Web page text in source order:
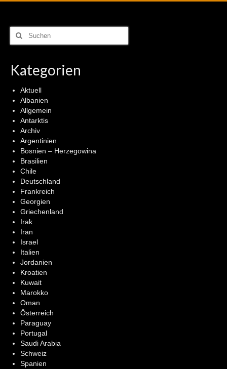
Suchen
nach:
Kategorien
Aktuell
Albanien
Allgemein
Antarktis
Archiv
Argentinien
Bosnien – Herzegowina
Brasilien
Chile
Deutschland
Frankreich
Georgien
Griechenland
Irak
Iran
Israel
Italien
Jordanien
Kroatien
Kuwait
Marokko
Oman
Österreich
Paraguay
Portugal
Saudi Arabia
Schweiz
Spanien